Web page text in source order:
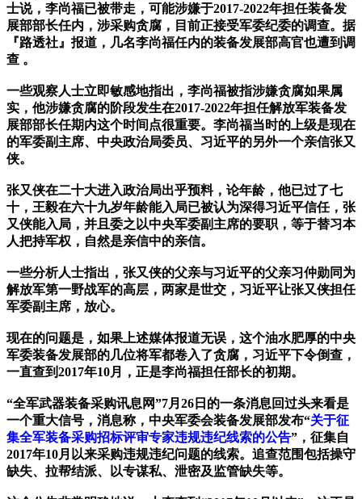
士说，李尚福已被带走，可能涉嫌于2017-2022年担任装备发
展部部长任内，涉采购贪腐，目前正接受军委纪委的调查。据
『路透社』报道，几名李尚福任内的装备发展部高官也遭到调
查 。
一些观察人士立即敏感地指出，李尚福被指涉嫌贪腐如果属
实，他涉嫌贪腐的阶段发生在2017-2022年担任解放军装备发
展部部长任期内这个时间点很重要。李尚福当时的上级是现在
的军委副主席、中央政治局委员、习近平的另外一个亲信张又
侠。
张又侠在二十大进入政治局出乎预料，论年龄，他已过了七
十，王毅在六十九岁年龄能入局已被认为深得习近平信任，张
又侠能入局，并且委之以中央军委副主席的要职，等于替习本
人把持军权，自然是亲信中的亲信。
一些分析人士指出，张又侠的父亲与习近平的父亲习仲勋同为
解放军第一野战军的高层，两家是世交，习近平让张又侠担任
军委副主席，放心。
现在的问题是，如果上述媒体报道无误，这个油水肥厚的中央
军委装备发展部的几位将军都卷入了贪腐，习近平下令倒查，
一直查到2017年10月，正是李尚福担任部长的初期。
“全军武器装备采购讯息网”7月26日的一条消息回过头来看是
一个重大信号，消息称，中央军委会装备发展部发布“关于征
集全军装备采购招标评审专家违规违纪线索的公告”，征集自
2017年10月以来采购违规违纪问题的线索。追查范围包括操守
缺失、拉帮结派、以专谋私、泄密及监管缺失等。